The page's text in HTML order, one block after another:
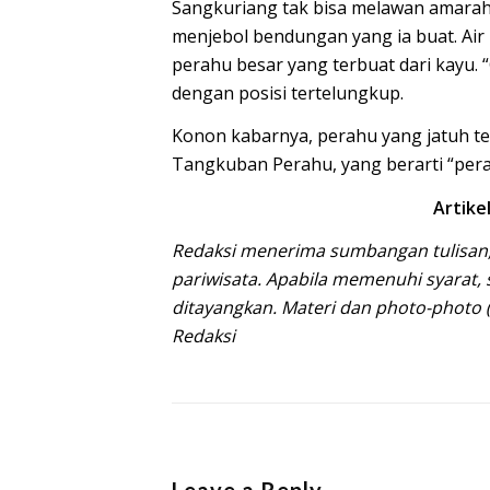
Sangkuriang tak bisa melawan
menjebol bendungan yang ia buat.
perahu besar yang terbuat dari kayu.
dengan posisi tertelungkup.
Konon kabarnya, perahu yang jatuh
Tangkuban Perahu, yang berarti
Redaksi menerima sumbangan
pariwisata. Apabila memenuhi
ditayangkan. Materi dan photo-photo
Redaksi